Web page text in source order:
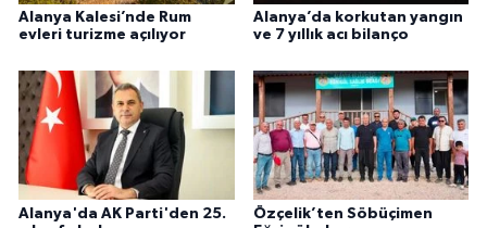
Alanya Kalesi’nde Rum
evleri turizme açılıyor
Alanya’da korkutan yangın
ve 7 yıllık acı bilanço
Alanya'da AK Parti'den 25.
Özçelik’ten Söbüçimen